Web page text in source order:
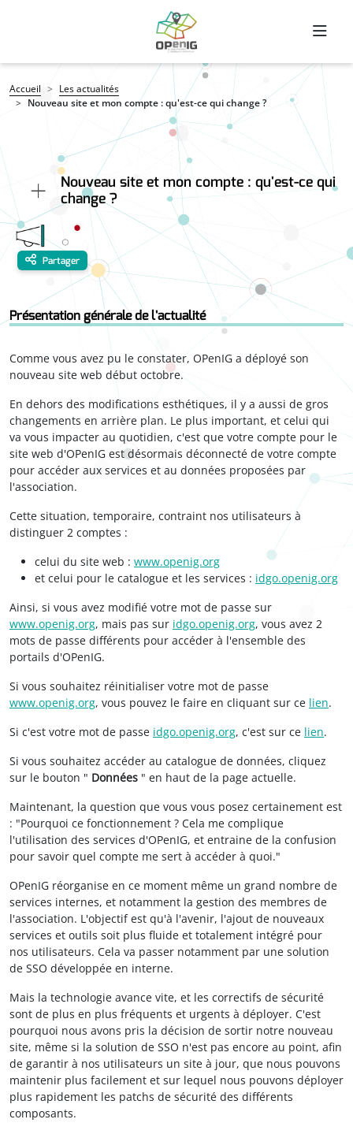
Fil d'Ariane
Accueil
Les actualités
Nouveau site et mon compte : qu'est-ce qui change ?
Nouveau site et mon compte : qu'est-ce qui
change ?
Partager
Présentation générale de l'actualité
Comme vous avez pu le constater, OPenIG a déployé son
nouveau site web début octobre.
En dehors des modifications esthétiques, il y a aussi de gros
changements en arrière plan. Le plus important, et celui qui
va vous impacter au quotidien, c'est que votre compte pour le
site web d'OPenIG est désormais déconnecté de votre compte
pour accéder aux services et au données proposées par
l'association.
Cette situation, temporaire, contraint nos utilisateurs à
distinguer 2 comptes :
celui du site web : www.openig.org
et celui pour le catalogue et les services : idgo.openig.org
Ainsi, si vous avez modifié votre mot de passe sur
www.openig.org, mais pas sur idgo.openig.org, vous avez 2
mots de passe différents pour accéder à l'ensemble des
portails d'OPenIG.
Si vous souhaitez réinitialiser votre mot de passe
www.openig.org, vous pouvez le faire en cliquant sur ce lien.
Si c'est votre mot de passe idgo.openig.org, c'est sur ce lien.
Si vous souhaitez accéder au catalogue de données, cliquez
sur le bouton " Données " en haut de la page actuelle.
Maintenant, la question que vous vous posez certainement est
: "Pourquoi ce fonctionnement ? Cela me complique
l'utilisation des services d'OPenIG, et entraine de la confusion
pour savoir quel compte me sert à accéder à quoi."
OPenIG réorganise en ce moment même un grand nombre de
services internes, et notamment la gestion des membres de
l'association. L'objectif est qu'à l'avenir, l'ajout de nouveaux
services et outils soit plus fluide et totalement intégré pour
nos utilisateurs. Cela va passer notamment par une solution
de SSO développée en interne.
Mais la technologie avance vite, et les correctifs de sécurité
sont de plus en plus fréquents et urgents à déployer. C'est
pourquoi nous avons pris la décision de sortir notre nouveau
site, même si la solution de SSO n'est pas encore au point, afin
de garantir à nos utilisateurs un site à jour, que nous pouvons
maintenir plus facilement et sur lequel nous pouvons déployer
plus rapidement les patchs de sécurité des différents
composants.